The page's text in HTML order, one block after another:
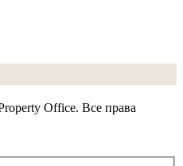
Office. Все права